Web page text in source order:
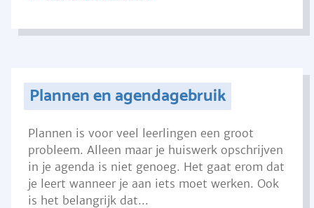
Plannen en agendagebruik
Plannen is voor veel leerlingen een groot
probleem. Alleen maar je huiswerk opschrijven
in je agenda is niet genoeg. Het gaat erom dat
je leert wanneer je aan iets moet werken. Ook
is het belangrijk dat...